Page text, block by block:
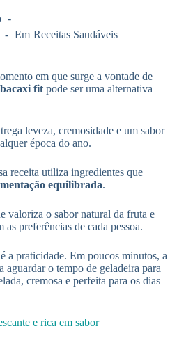
Em Receitas Saudáveis
em que surge a vontade de
fit pode ser uma alternativa
leveza, cremosidade e um sabor
época do ano.
receita utiliza ingredientes que
equilibrada.
valoriza o sabor natural da fruta e
preferências de cada pessoa.
a praticidade. Em poucos minutos, a
aguardar o tempo de geladeira para
cremosa e perfeita para os dias
e rica em sabor